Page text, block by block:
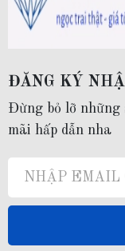
2. Thông tin sản
Khung nhẫn bằng bạc
hành 2 năm không
Ngọc trai:
ĐĂNG KÝ
Đừng bỏ lỡ những
mãi hấp dẫn nha